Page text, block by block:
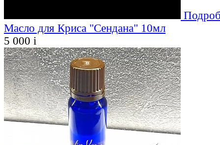
Масло для Криса "Сендана" 10мл
5 000 i